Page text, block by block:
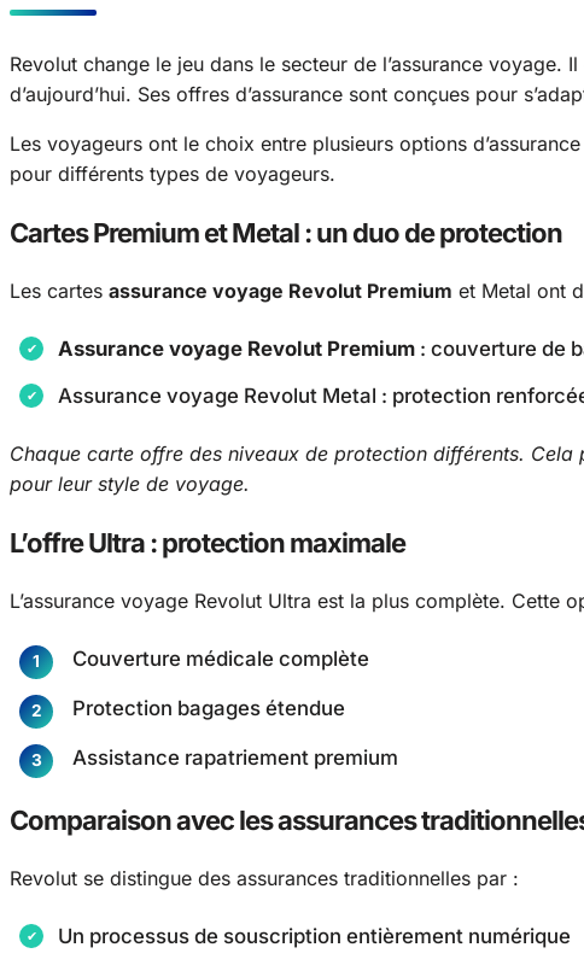
Revolut change le jeu dans le secteur de l’assurance
d’aujourd’hui. Ses offres d’assurance sont conçues pour
Les voyageurs ont le choix entre plusieurs options
pour différents types de voyageurs.
Cartes Premium et Metal : un duo de protection
Les cartes assurance voyage Revolut Premium et Metal ont
Assurance voyage Revolut Premium : couverture de
Assurance voyage Revolut Metal : protection
Chaque carte offre des niveaux de protection différents.
pour leur style de voyage.
L’offre Ultra : protection maximale
L’assurance voyage Revolut Ultra est la plus complète. Cette
Couverture médicale complète
Protection bagages étendue
Assistance rapatriement premium
Comparaison avec les assurances
Revolut se distingue des assurances traditionnelles par :
Un processus de souscription entièrement numérique